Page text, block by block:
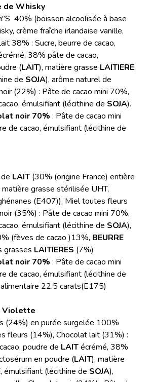
de Whisky
40% (boisson alcoolisée à base
crème fraîche irlandaise vanille,
38% : Sucre, beurre de cacao,
38% pâte de cacao,
(LAIT), matière grasse LAITIERE,
de SOJA), arôme naturel de
(22%) : Pâte de cacao mini 70%,
émulsifiant (lécithine de SOJA).
noir 70% : Pâte de cacao mini
de cacao, émulsifiant (lécithine de
LAIT (30% (origine France) entière
grasse stérilisée UHT,
(E407)), Miel toutes fleurs
(35%) : Pâte de cacao mini 70%,
émulsifiant (lécithine de SOJA),
(fèves de cacao )13%, BEURRE
grasses LAITIERES (7%)
noir 70% : Pâte de cacao mini
de cacao, émulsifiant (lécithine de
22.5 carats(E175)
Violette
(24%) en purée surgelée 100%
fleurs (14%), Chocolat lait (31%) :
poudre de LAITécrémé, 38%
en poudre (LAIT), matière
, émulsifiant (lécithine de SOJA),